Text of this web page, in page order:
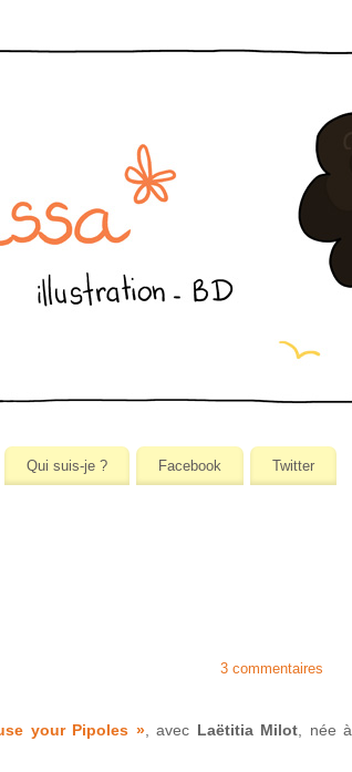
Qui suis-je ? Facebook Twitter
3 commentaires
your Pipoles », avec Laëtitia Milot , née à